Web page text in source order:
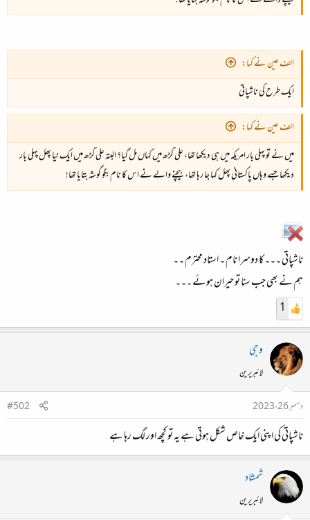
الف عین نے کہا:
ایک طرح کی ناشپاتی
الف عین نے کہا:
میں نے تو پہلی بار امریکہ میں ہی دیکھا تھا، علی گڑھ میں کہاں مل گیا؟ البتہ علی گڑھ میں ایک نیا پھل پہلی بار
دیکھا جسے وہاں پاکستانی پھل کہا جا رہا تھا، بیچنے والے نے اس کا نام بگو گوشہ بتایا تھا!
ناشپاتی ۔۔۔کا دوسرا نام ۔ استاد محترم ۔۔
ہم نے بھی جب سنا تو حیران ہوئے ۔۔۔
1
وجی
لائبریرین
دسمبر 26، 2023
#502
ناشپاتی کی اپنی ایک خاص شکل ہوتی ہے یہ تو کچھ اور لگ رہا ہے
شمشاد
لائبریرین